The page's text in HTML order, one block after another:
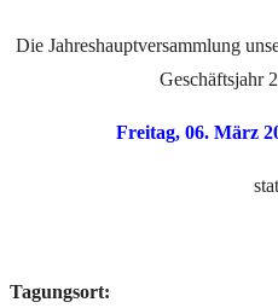
Die Jahreshauptversammlung
Geschäftsjahr
Freitag, 06. März
Tagungsort: